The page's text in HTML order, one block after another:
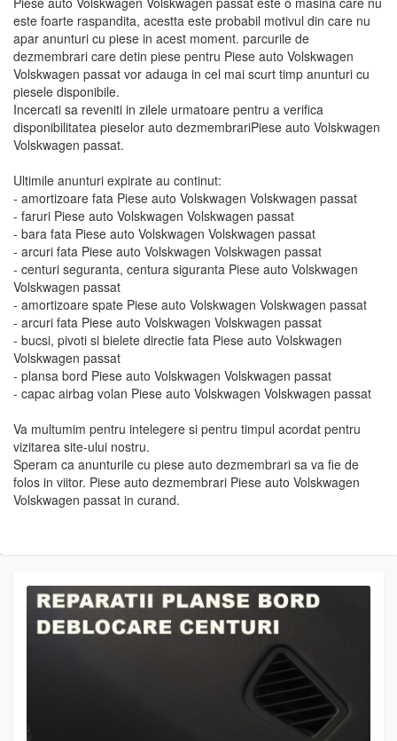
este foarte raspandita, acestta este probabil motivul din care nu
apar anunturi cu piese in acest moment. parcurile de
dezmembrari care detin piese pentru Piese auto Volskwagen
Volskwagen passat vor adauga in cel mai scurt timp anunturi cu
piesele disponibile.
Incercati sa reveniti in zilele urmatoare pentru a verifica
disponibilitatea pieselor auto dezmembrariPiese auto Volskwagen
Volskwagen passat.
Ultimile anunturi expirate au continut:
- amortizoare fata Piese auto Volskwagen Volskwagen passat
- faruri Piese auto Volskwagen Volskwagen passat
- bara fata Piese auto Volskwagen Volskwagen passat
- arcuri fata Piese auto Volskwagen Volskwagen passat
- centuri seguranta, centura siguranta Piese auto Volskwagen
Volskwagen passat
- amortizoare spate Piese auto Volskwagen Volskwagen passat
- arcuri fata Piese auto Volskwagen Volskwagen passat
- bucsi, pivoti si bielete directie fata Piese auto Volskwagen
Volskwagen passat
- plansa bord Piese auto Volskwagen Volskwagen passat
- capac airbag volan Piese auto Volskwagen Volskwagen passat
Va multumim pentru intelegere si pentru timpul acordat pentru
vizitarea site-ului nostru.
Speram ca anunturile cu piese auto dezmembrari sa va fie de
folos in viitor. Piese auto dezmembrari Piese auto Volskwagen
Volskwagen passat in curand.